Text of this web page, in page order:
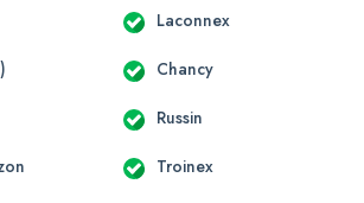
Laconnex
Chancy
Russin
Troinex